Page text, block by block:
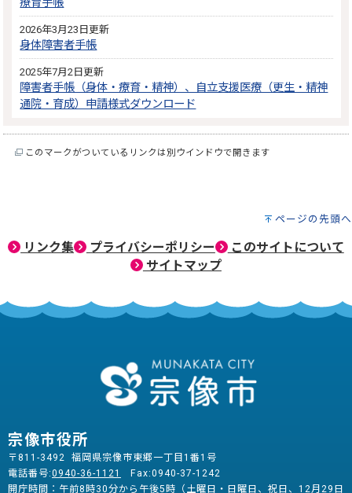
療育手帳
2026年3月23日更新
身体障害者手帳
2025年7月2日更新
障害者手帳（身体・療育・精神）、自立支援医療（更生・精神
通院・育成）申請様式ダウンロード
このマークがついているリンクは別ウインドウで開きます
ページの先頭へ
リンク集 プライバシーポリシー
このサイトについて
サイトマップ
宗像市役所
〒811-3492 福岡県宗像市東郷一丁目1番1号
電話番号:0940-36-1121
Fax:0940-37-1242
開庁時間：午前8時30分から午後5時（土曜日・日曜日、祝日、12月29日